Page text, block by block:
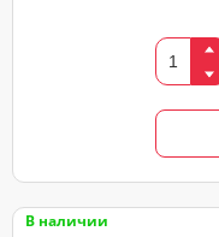
В наличии